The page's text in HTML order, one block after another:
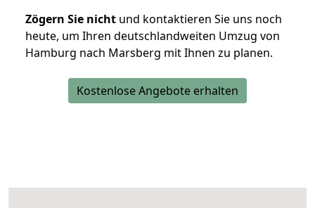
Zögern Sie nicht und kontaktieren Sie uns noch
heute, um Ihren deutschlandweiten Umzug von
Hamburg nach Marsberg mit Ihnen zu planen.
Kostenlose Angebote erhalten